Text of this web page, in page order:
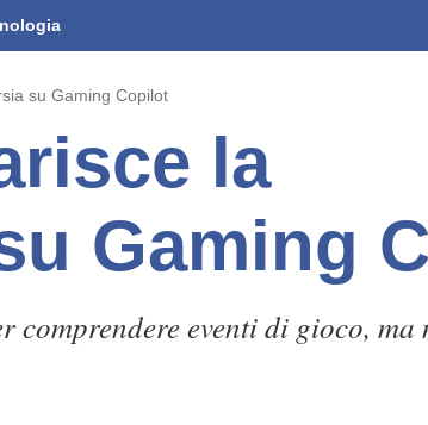
su Gaming Copilot
la
Gaming
eventi di gioco, ma